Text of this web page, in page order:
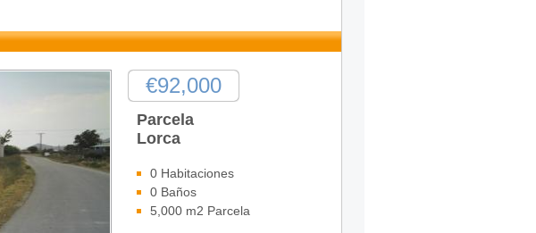
€92,000
Parcela
Lorca
0 Habitaciones
0 Baños
5,000 m2 Parcela